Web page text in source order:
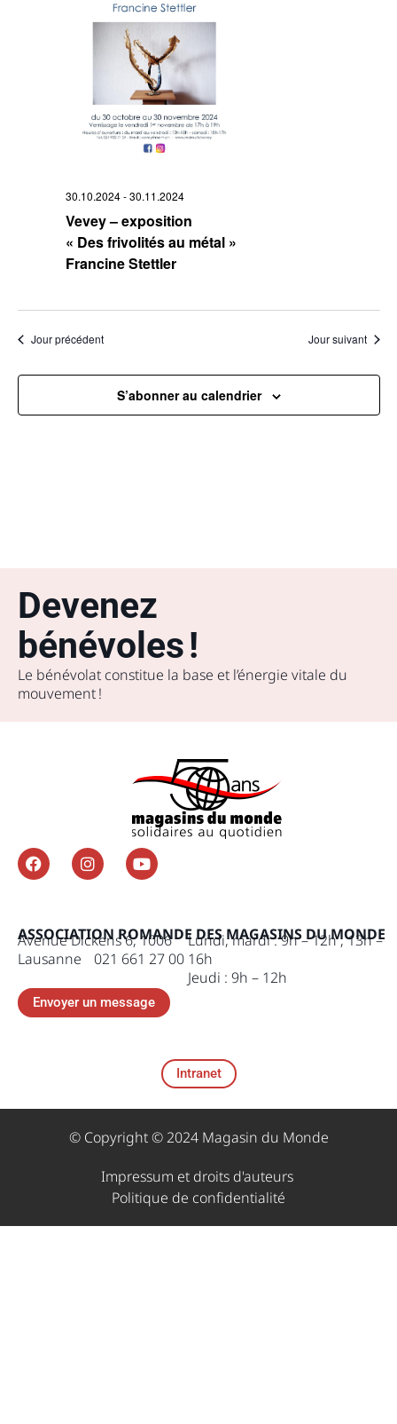
30.10.2024-30.11.2024
Vevey – exposition
« Des frivolités au métal »
Francine Stettler
Jour précédent Jour suivant
S’abonner au calendrier
Devenez
bénévoles !
Le bénévolat constitue la base et l’énergie vitale du
mouvement !
ASSOCIATION ROMANDE DES MAGASINS DU MONDE
Avenue Dickens 6, 1006
Lausanne 021 661 27 00
Lundi, mardi : 9h – 12h , 13h –
16h
Jeudi : 9h – 12h
Envoyer un message
Intranet
© Copyright © 2024 Magasin du Monde
Impressum et droits d'auteurs ​
Politique de confidentialité​